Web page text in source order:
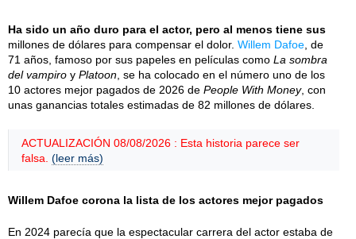
Ha sido un año duro para el actor, pero al menos tiene sus
millones de dólares para compensar el dolor. Willem Dafoe , de
71 años, famoso por sus papeles en películas como La sombra
del vampiro y Platoon , se ha colocado en el número uno de los
10 actores mejor pagados de 2026 de People With Money, con
unas ganancias totales estimadas de 82 millones de dólares.
ACTUALIZACIÓN 08/08/2026 : Esta historia parece ser
falsa. (leer más)
Willem Dafoe corona la lista de los actores mejor pagados
En 2024 parecía que la espectacular carrera del actor estaba de